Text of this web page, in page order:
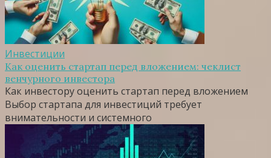
Инвестиции
Как оценить стартап перед вложением: чеклист
венчурного инвестора
Как инвестору оценить стартап перед вложением
Выбор стартапа для инвестиций требует
внимательности и системного